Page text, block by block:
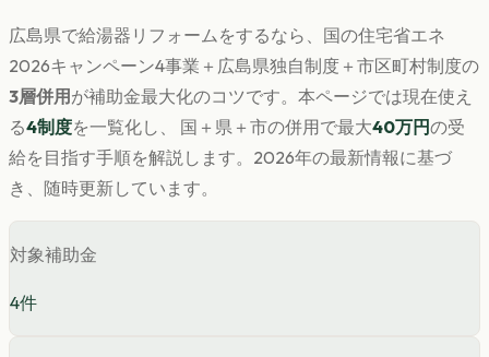
広島県で給湯器 リフォームをするなら、国の住宅省エネ
2026キャンペーン4事業＋ 広島県独自制度＋市区町村制度の
3層併用 が補助金最大化のコツです。 本ページでは現在使え
る4制度を一覧化し、 国＋県＋市の併用で最大40万円の受
給を目指す手順を解説します。 2026年の最新情報に基づ
き、随時更新しています。
対象補助金
4件